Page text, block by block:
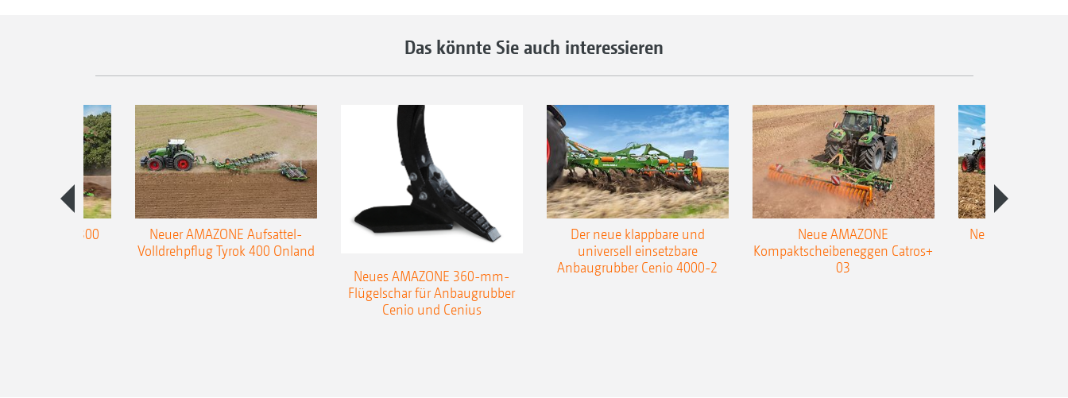
Das könnte Sie auch interessieren
Teres 300
Neuer AMAZONE Aufsattel-
Volldrehpflug Tyrok 400 Onland
Neues AMAZONE 360-mm-
Flügelschar für Anbaugrubber
Cenio und Cenius
Der neue klappbare und
universell einsetzbare
Anbaugrubber Cenio 4000-2
Neue AMAZONE
Kompaktscheibeneggen Catros+
03
Neuer